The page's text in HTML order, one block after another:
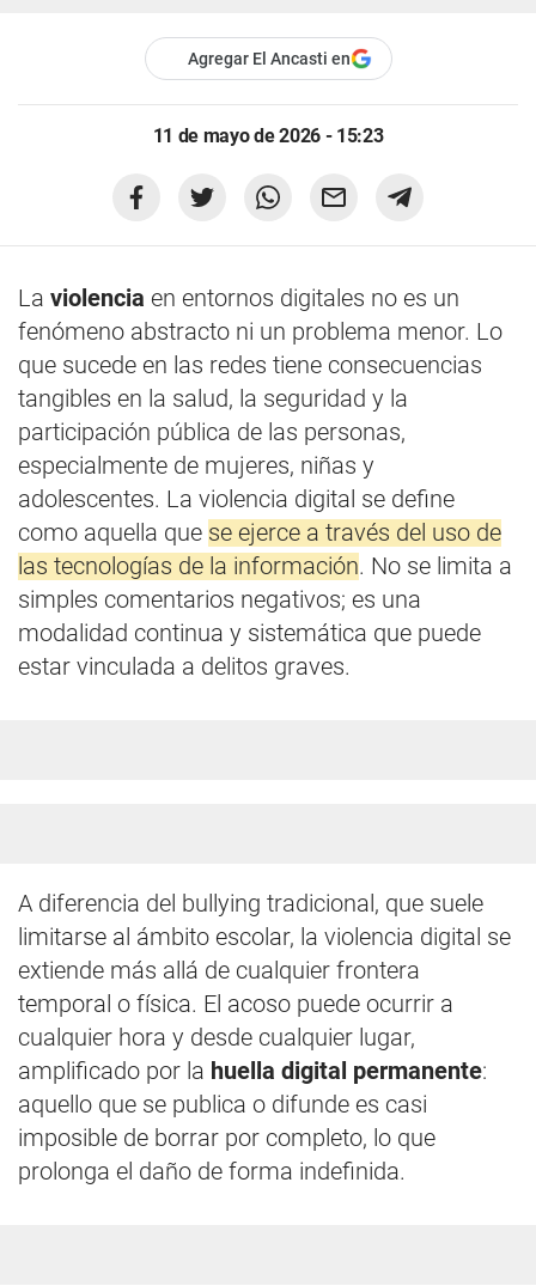
Agregar El Ancasti en
11 de mayo de 2026 - 15:23
La violencia en entornos digitales no es un
fenómeno abstracto ni un problema menor. Lo
que sucede en las redes tiene consecuencias
tangibles en la salud, la seguridad y la
participación pública de las personas,
especialmente de mujeres, niñas y
adolescentes. La violencia digital se define
como aquella que se ejerce a través del uso de
las tecnologías de la información. No se limita a
simples comentarios negativos; es una
modalidad continua y sistemática que puede
estar vinculada a delitos graves.
A diferencia del bullying tradicional, que suele
limitarse al ámbito escolar, la violencia digital se
extiende más allá de cualquier frontera
temporal o física. El acoso puede ocurrir a
cualquier hora y desde cualquier lugar,
amplificado por la huella digital permanente:
aquello que se publica o difunde es casi
imposible de borrar por completo, lo que
prolonga el daño de forma indefinida.